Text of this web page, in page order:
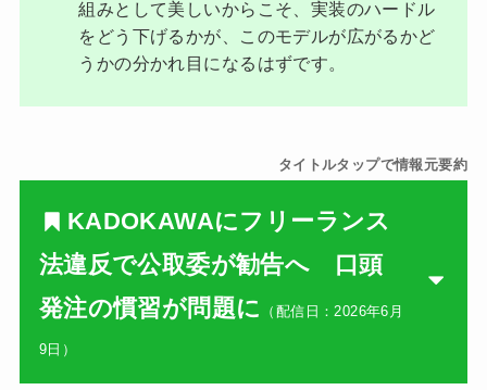
組みとして美しいからこそ、実装のハードル
をどう下げるかが、このモデルが広がるかど
うかの分かれ目になるはずです。
タイトルタップで情報元要約
KADOKAWAにフリーランス
法違反で公取委が勧告へ 口頭
発注の慣習が問題に
（配信日：2026年6月
9日）